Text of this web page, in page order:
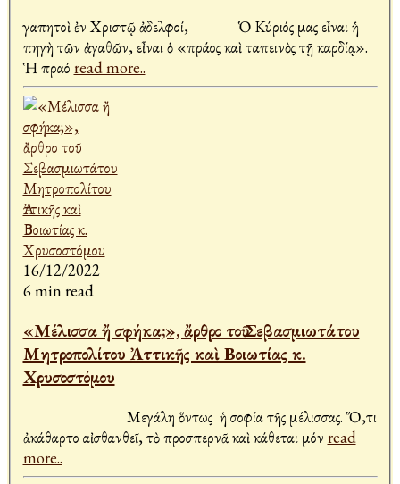
Ἀγαπητοὶ ἐν Χριστῷ ἀδελφοί, Ὁ Κύριός μας εἶναι ἡ
πηγὴ τῶν ἀγαθῶν, εἶναι ὁ «πράος καὶ ταπεινὸς τῇ καρδίᾳ».
Ἡ πραό read more..
16/12/2022
6 min read
«Μέλισσα ἤ σφήκα;», ἄρθρο τοῦ Σεβασμιωτάτου
Μητροπολίτου Ἀττικῆς καὶ Βοιωτίας κ.
Χρυσοστόμου
ἀκάθαρτο αἰσθανθεῖ, τὸ προσπερνᾶ καὶ κάθεται μόν read
more..